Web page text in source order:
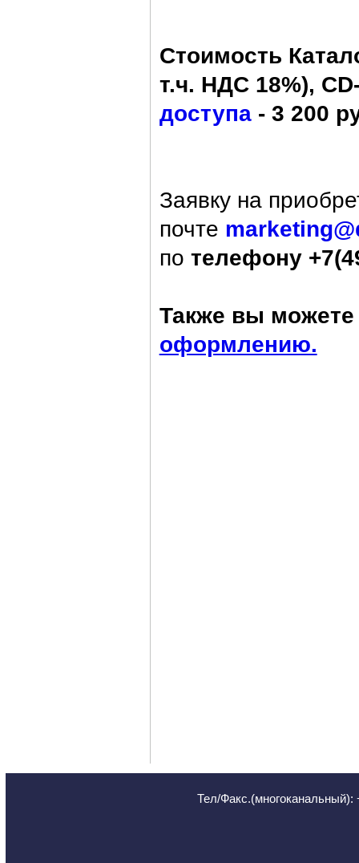
Стоимость
т.ч. НДС 18%),
доступа- 3 200
Заявку на
почте
по телефону
Также вы
оформлению.
Тел/Факс.(многоканальный):